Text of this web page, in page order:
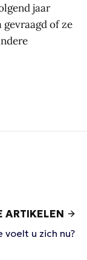
jaar
gevraagd of ze
ARTIKELEN
voelt u zich nu?